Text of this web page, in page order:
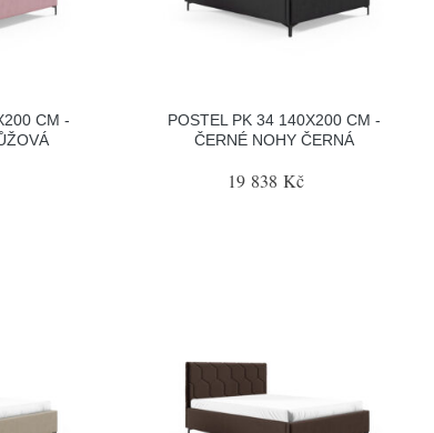
CM -
POSTEL PK 34 140X200 CM -
ČERNÉ NOHY ČERNÁ
19 838 Kč